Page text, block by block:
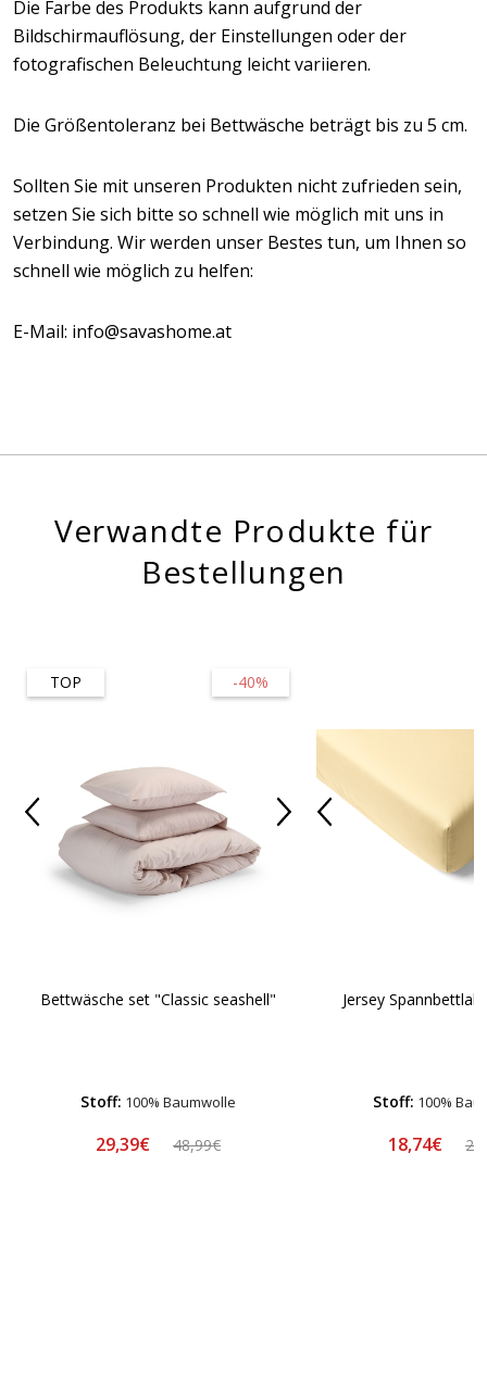
Die Farbe des Produkts kann aufgrund der
Bildschirmauflösung, der Einstellungen oder der
fotografischen Beleuchtung leicht variieren.
Die Größentoleranz bei Bettwäsche beträgt bis zu 5 cm.
Sollten Sie mit unseren Produkten nicht zufrieden sein,
setzen Sie sich bitte so schnell wie möglich mit uns in
Verbindung. Wir werden unser Bestes tun, um Ihnen so
schnell wie möglich zu helfen:
E-Mail: info@savashome.at
Verwandte Produkte für
Bestellungen
-40%
TOP
Bettwäsche set "Classic seashell"
Stoff: 100% Baumwolle
29,39€ 48,99€
Jersey
Stoff: 100%
18,74€